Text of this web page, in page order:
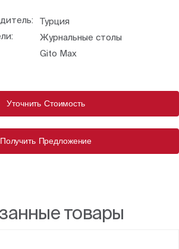
Турция
Журнальные столы
Gito Max
Уточнить Стоимость
Получить Предложение
товары